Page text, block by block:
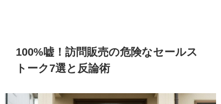
100%嘘！訪問販売の危険なセールス
トーク7選と反論術